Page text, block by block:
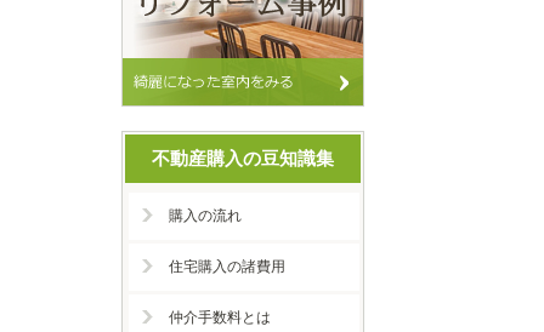
不動産購入の豆知識集
購入の流れ
住宅購入の諸費用
仲介手数料とは